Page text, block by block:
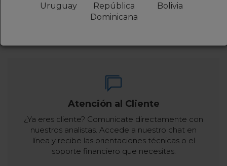
Atención al Cliente
¿Ya eres cliente? Comunicate directamente con
nuestros analistas. Accede a nuestro chat en
línea y recibe las orientaciones técnicas o el
soporte financiero que necesitas.
Uruguay
República
Dominicana
Bolivia